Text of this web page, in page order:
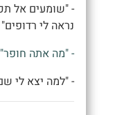
- "שומעים אל
נראה לי רדופים"
- "מה אתה חופר"
- "למה יצא לי